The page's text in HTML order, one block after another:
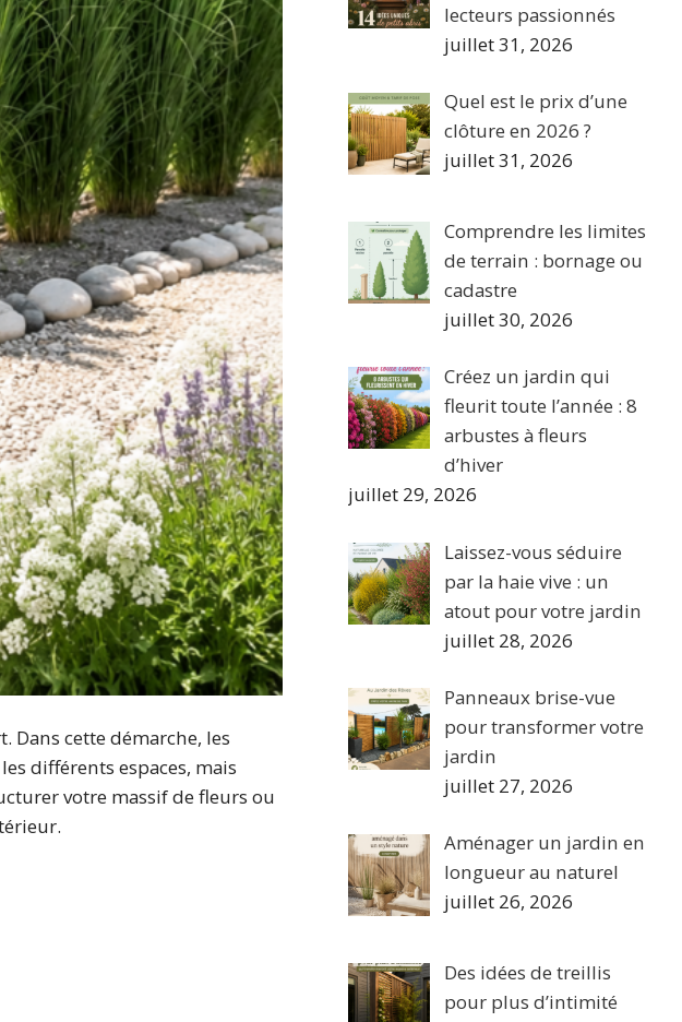
Dans cette démarche, les
différents espaces, mais
votre massif de fleurs ou
lecteurs passionnés
juillet 31, 2026
Quel est le prix d’une
clôture en 2026 ?
juillet 31, 2026
Comprendre les limites
de terrain : bornage ou
cadastre
juillet 30, 2026
Créez un jardin qui
fleurit toute l’année : 8
arbustes à fleurs
d’hiver
juillet 29, 2026
Laissez-vous séduire
par la haie vive : un
atout pour votre jardin
juillet 28, 2026
Panneaux brise-vue
pour transformer votre
jardin
juillet 27, 2026
Aménager un jardin en
longueur au naturel
juillet 26, 2026
Des idées de treillis
pour plus d’intimité